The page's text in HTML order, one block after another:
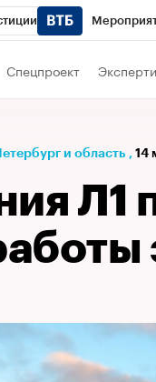
контрагентов Политика
Спецпроект
и область , 14
Л1